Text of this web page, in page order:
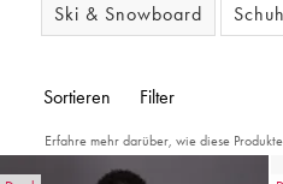
Ski & Snowboard
Sortieren Filter
Erfahre mehr darüber, wie diese